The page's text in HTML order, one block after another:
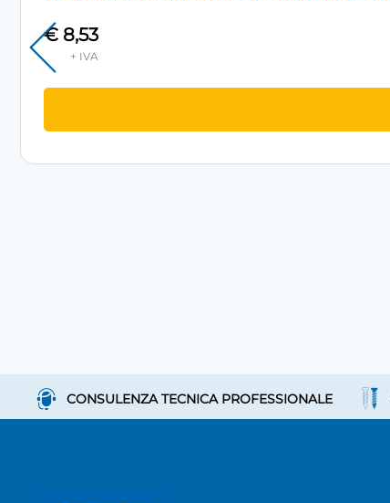
€ 8,53
CONSULENZA TECNICA PROFESSIONALE